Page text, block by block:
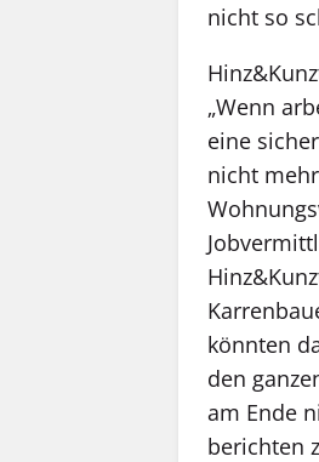
nicht so
„Wenn
eine
nicht
könnten
den
am Ende
berichten